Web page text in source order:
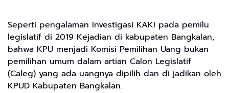
Seperti pengalaman Investigasi KAKI pada pemilu
legislatif di 2019 Kejadian di kabupaten Bangkalan,
bahwa KPU menjadi Komisi Pemilihan Uang bukan
pemilihan umum dalam artian Calon Legislatif
(Caleg) yang ada uangnya dipilih dan di jadikan oleh
KPUD Kabupaten Bangkalan.